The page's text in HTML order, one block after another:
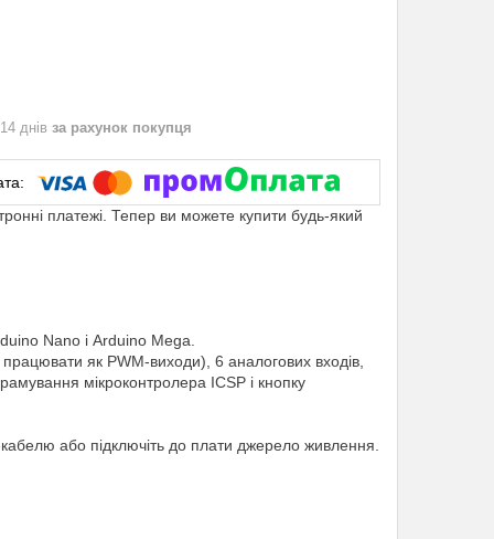
днів за рахунок покупця
платежі. Тепер ви можете купити будь-який
Nano і Arduino Mega.
як PWM-виходи), 6 аналогових входів,
мікроконтролера ICSP і кнопку
або підключіть до плати джерело живлення.